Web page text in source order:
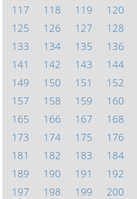
117
118 119 120
125
126 127 128
133
134 135 136
141
142 143 144
149
150 151 152
157
158 159 160
165
166 167 168
173
174 175 176
181
182 183 184
189
190 191 192
197
198 199 200